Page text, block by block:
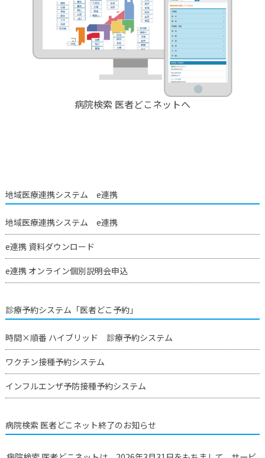
病院検索 医者どこネットへ
地域医療連携システム e連携
地域医療連携システム e連携
e連携 資料ダウンロード
e連携 オンライン個別説明会申込
診療予約システム「医者どこ予約」
時間×順番 ハイブリッド 診療予約システム
ワクチン接種予約システム
インフルエンザ予防接種予約システム
病院検索 医者どこネット終了のお知らせ